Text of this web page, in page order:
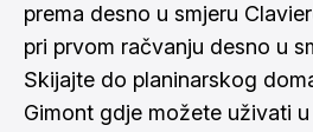
prema desno u smjeru
pri prvom račvanju desno u
Skijajte do planinarskog
Gimont gdje možete uživati